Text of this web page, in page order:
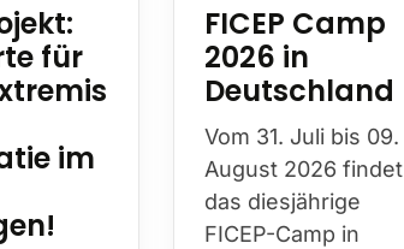
für
im
FICEP Camp
2026 in
Deutschland
Vom 31. Juli bis 09.
August 2026 findet
das diesjährige
FICEP-Camp in